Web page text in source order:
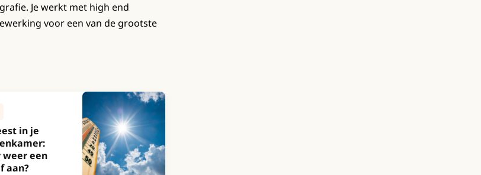
Je werkt met high end
voor een van de grootste
in je
een
aan?